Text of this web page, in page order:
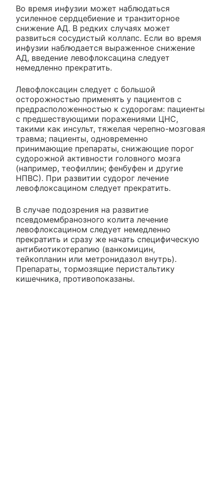
Во время инфузии может наблюдаться
усиленное сердцебиение и транзиторное
снижение АД. В редких случаях может
развиться сосудистый коллапс. Если во время
инфузии наблюдается выраженное снижение
АД, введение левофлоксацина следует
немедленно прекратить.
Левофлоксацин следует с большой
осторожностью применять у пациентов с
предрасположенностью к судорогам: пациенты
с предшествующими поражениями ЦНС,
такими как инсульт, тяжелая черепно-мозговая
травма; пациенты, одновременно
принимающие препараты, снижающие порог
судорожной активности головного мозга
(например, теофиллин; фенбуфен и другие
НПВС). При развитии судорог лечение
левофлоксацином следует прекратить.
В случае подозрения на развитие
псевдомембранозного колита лечение
левофлоксацином следует немедленно
прекратить и сразу же начать специфическую
антибиотикотерапию (ванкомицин,
тейкопланин или метронидазол внутрь).
Препараты, тормозящие перистальтику
кишечника, противопоказаны.